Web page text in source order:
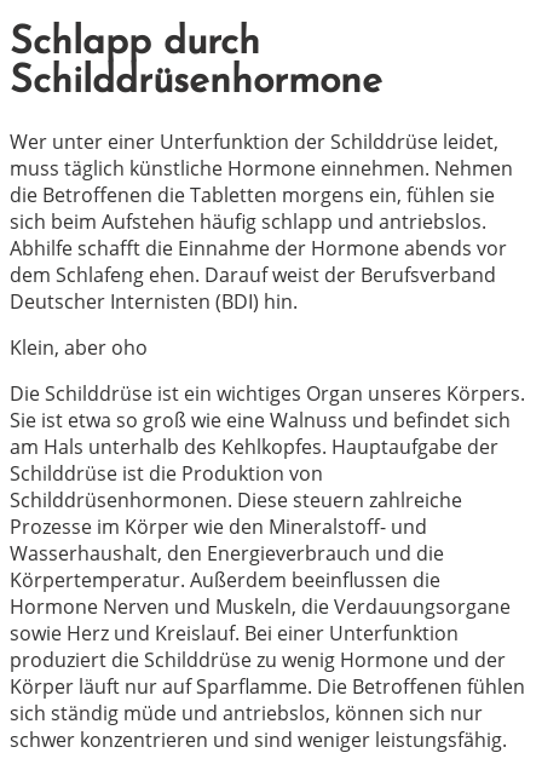
Schlapp durch
Schilddrüsenhormone
Wer unter einer Unterfunktion der Schilddrüse leidet,
muss täglich künstliche Hormone einnehmen. Nehmen
die Betroffenen die Tabletten morgens ein, fühlen sie
sich beim Aufstehen häufig schlapp und antriebslos.
Abhilfe schafft die Einnahme der Hormone abends vor
dem Schlafeng ehen. Darauf weist der Berufsverband
Deutscher Internisten (BDI) hin.
Klein, aber oho
Die Schilddrüse ist ein wichtiges Organ unseres Körpers.
Sie ist etwa so groß wie eine Walnuss und befindet sich
am Hals unterhalb des Kehlkopfes. Hauptaufgabe der
Schilddrüse ist die Produktion von
Schilddrüsenhormonen. Diese steuern zahlreiche
Prozesse im Körper wie den Mineralstoff- und
Wasserhaushalt, den Energieverbrauch und die
Körpertemperatur. Außerdem beeinflussen die
Hormone Nerven und Muskeln, die Verdauungsorgane
sowie Herz und Kreislauf. Bei einer Unterfunktion
produziert die Schilddrüse zu wenig Hormone und der
Körper läuft nur auf Sparflamme. Die Betroffenen fühlen
sich ständig müde und antriebslos, können sich nur
schwer konzentrieren und sind weniger leistungsfähig.